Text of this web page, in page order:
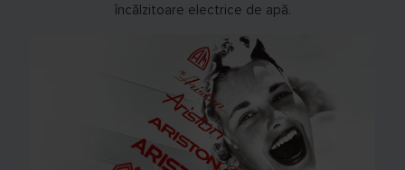
încălzitoare electrice de apă.